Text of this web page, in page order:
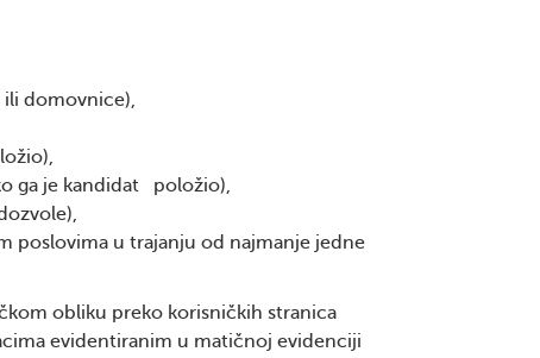
ili domovnice),
ga je kandidat položio),
poslovima u trajanju od najmanje jedne
obliku preko korisničkih stranica
evidentiranim u matičnoj evidenciji